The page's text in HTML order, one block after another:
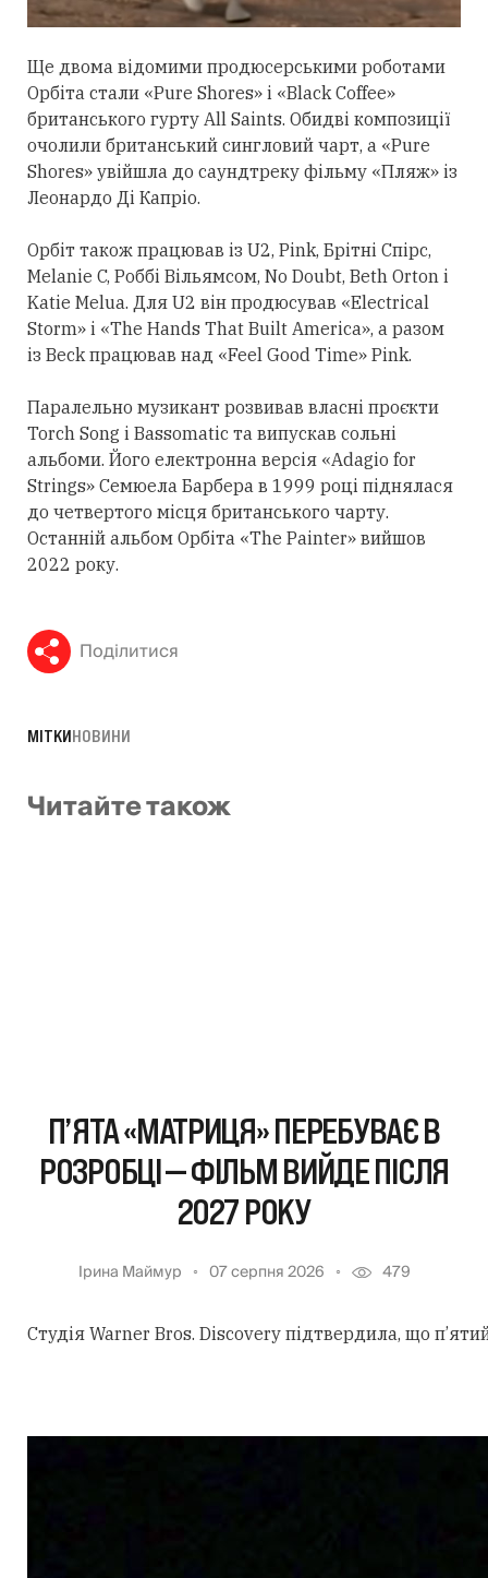
Ще двома відомими продюсерськими роботами
Орбіта стали «Pure Shores» і «Black Coffee»
британського гурту All Saints. Обидві композиції
очолили британський сингловий чарт, а «Pure
Shores» увійшла до саундтреку фільму «Пляж» із
Леонардо Ді Капріо.
Орбіт також працював із U2, Pink, Брітні Спірс,
Melanie C, Роббі Вільямсом, No Doubt, Beth Orton і
Katie Melua. Для U2 він продюсував «Electrical
Storm» і «The Hands That Built America», а разом
із Beck працював над «Feel Good Time» Pink.
Паралельно музикант розвивав власні проєкти
Torch Song і Bassomatic та випускав сольні
альбоми. Його електронна версія «Adagio for
Strings» Семюела Барбера в 1999 році піднялася
до четвертого місця британського чарту.
Останній альбом Орбіта «The Painter» вийшов
2022 року.
Поділитися
МІТКИНОВИНИ
Читайте також
П’ЯТА «МАТРИЦЯ» ПЕРЕБУВАЄ В
РОЗРОБЦІ — ФІЛЬМ ВИЙДЕ ПІСЛЯ
2027 РОКУ
Ірина Маймур 07 серпня 2026 479
Студія Warner Bros. Discovery підтвердила, що